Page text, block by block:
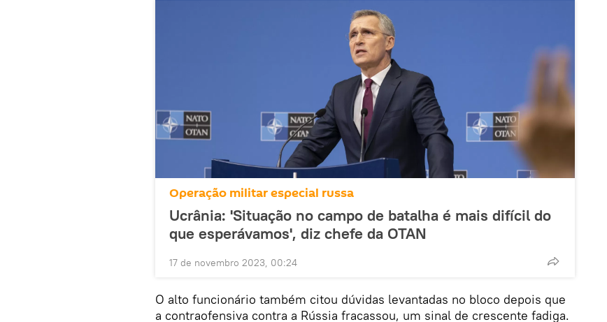
Operação militar especial russa
Ucrânia: 'Situação no campo de batalha é mais difícil do
que esperávamos', diz chefe da OTAN
17 de novembro 2023, 00:24
O alto funcionário também citou dúvidas levantadas no bloco depois que
a contraofensiva contra a Rússia fracassou, um sinal de crescente fadiga.